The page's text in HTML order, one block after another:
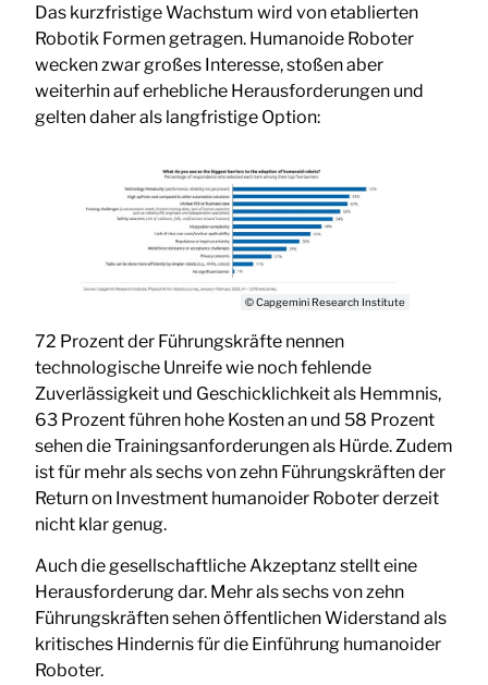
Das kurzfristige Wachstum wird von etablierten
Robotik Formen getragen. Humanoide Roboter
wecken zwar großes Interesse, stoßen aber
weiterhin auf erhebliche Herausforderungen und
gelten daher als langfristige Option:
© Capgemini Research Institute
72 Prozent der Führungskräfte nennen
technologische Unreife wie noch fehlende
Zuverlässigkeit und Geschicklichkeit als Hemmnis,
63 Prozent führen hohe Kosten an und 58 Prozent
sehen die Trainingsanforderungen als Hürde. Zudem
ist für mehr als sechs von zehn Führungskräften der
Return on Investment humanoider Roboter derzeit
nicht klar genug.
Auch die gesellschaftliche Akzeptanz stellt eine
Herausforderung dar. Mehr als sechs von zehn
Führungskräften sehen öffentlichen Widerstand als
kritisches Hindernis für die Einführung humanoider
Roboter.